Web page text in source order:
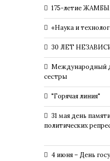
175-летие
«Наука и
30 ЛЕТ
Международный
сестры
"Горячая линия"
31 мая день
политических
4 июня – День